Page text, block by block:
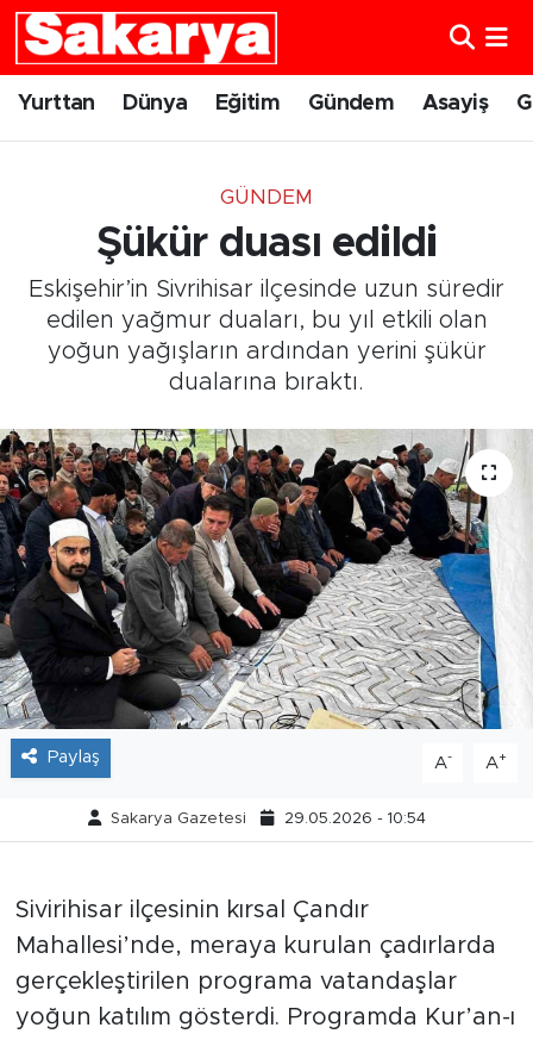
Yurttan Dünya Eğitim Gündem Asayiş
GÜNDEM
Şükür duası edildi
Eskişehir’in Sivrihisar ilçesinde uzun süredir
edilen yağmur duaları, bu yıl etkili olan
yoğun yağışların ardından yerini şükür
dualarına bıraktı.
Paylaş A- A+
Sakarya Gazetesi 29.05.2026 - 10:54
Sivirihisar ilçesinin kırsal Çandır
Mahallesi’nde, meraya kurulan çadırlarda
gerçekleştirilen programa vatandaşlar
yoğun katılım gösterdi. Programda Kur’an-ı
Yurttan
Eskişehirspor
Sağlık
Kültür Sanat
Tarihçe
Resmi İlanlar
Söyleşi
Foto Şaka
Teknoloji
Eskişehir Nöbetçi Eczaneler
Süper Lig Puan Durumu ve Fikstür
Tüm Manşetler
Son Dakika Haberleri
Haber Arşivi